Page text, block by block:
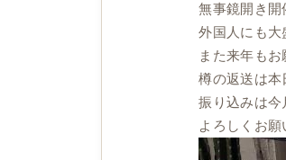
無事鏡開き開
外国人にも大
また来年も
樽の返送は本
振り込みは今
よろしくお願